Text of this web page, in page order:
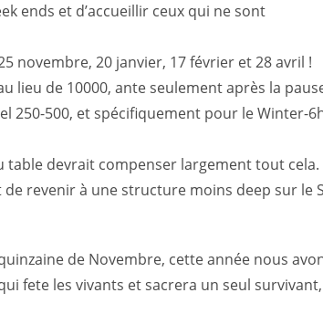
ends et d’accueillir ceux qui ne sont
novembre, 20 janvier, 17 février et 28 avril !
lieu de 10000, ante seulement après la
250-500, et spécifiquement pour le Winter-
devrait compenser largement tout cela.
revenir à une structure moins deep sur le
de Novembre, cette année nous
fete les vivants et sacrera un seul